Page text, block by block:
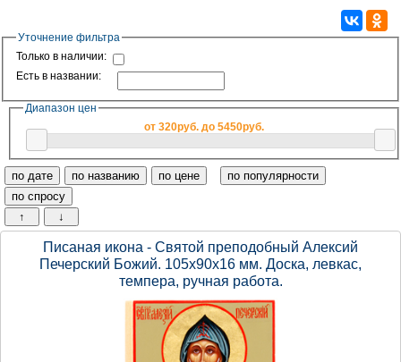
Уточнение фильтра
Только в наличии:
Есть в названии:
Диапазон цен
от 320руб. до 5450руб.
Писаная икона - Святой преподобный Алексий
Печерский Божий. 105х90х16 мм. Доска, левкас,
темпера, ручная работа.